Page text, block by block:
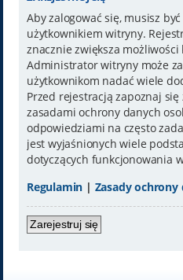
Aby zalogować się, musisz
użytkownikiem witryny.
znacznie zwiększa
Administrator witryny może
użytkownikom nadać wiele
Przed rejestracją zapoznaj
zasadami ochrony danych
odpowiedziami na często
jest wyjaśnionych wiele
dotyczących funkcjonowania
Regulamin | Zasady
Zarejestruj się